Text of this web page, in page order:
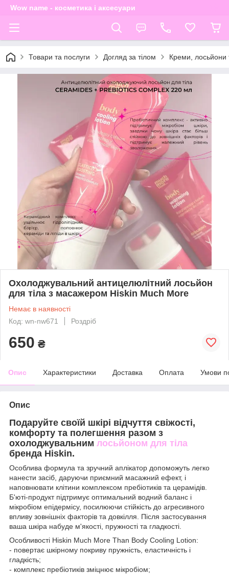
Wow name - косметика і аксесуари
Товари та послуги Догляд за тілом Креми, лосьйони
Охолоджувальний антицелюлітний лосьйон
для тіла з масажером Hiskin Much More
Немає в наявності
Код: wn-nw671
Роздріб
650 ₴
Опис Характеристики Доставка Оплата Умови
Опис
Подаруйте своїй шкірі відчуття свіжості,
комфорту та полегшення разом з
охолоджувальним лосьйоном для тіла
бренда Hiskin.
Особлива формула та зручний аплікатор допоможуть легко
нанести засіб, даруючи приємний масажний ефект, і
наповнювати клітини комплексом пребіотиків та церамідів.
Б'юті-продукт підтримує оптимальний водний баланс і
мікробіом епідермісу, посилюючи стійкість до агресивного
впливу зовнішніх факторів та довкілля. Після застосування
ваша шкіра набуде м'якості, пружності та гладкості.
Особливості Hiskin Much More Than Body Cooling Lotion:
- повертає шкірному покриву пружність, еластичність і
гладкість;
- комплекс пребіотиків зміцнює мікробіом;